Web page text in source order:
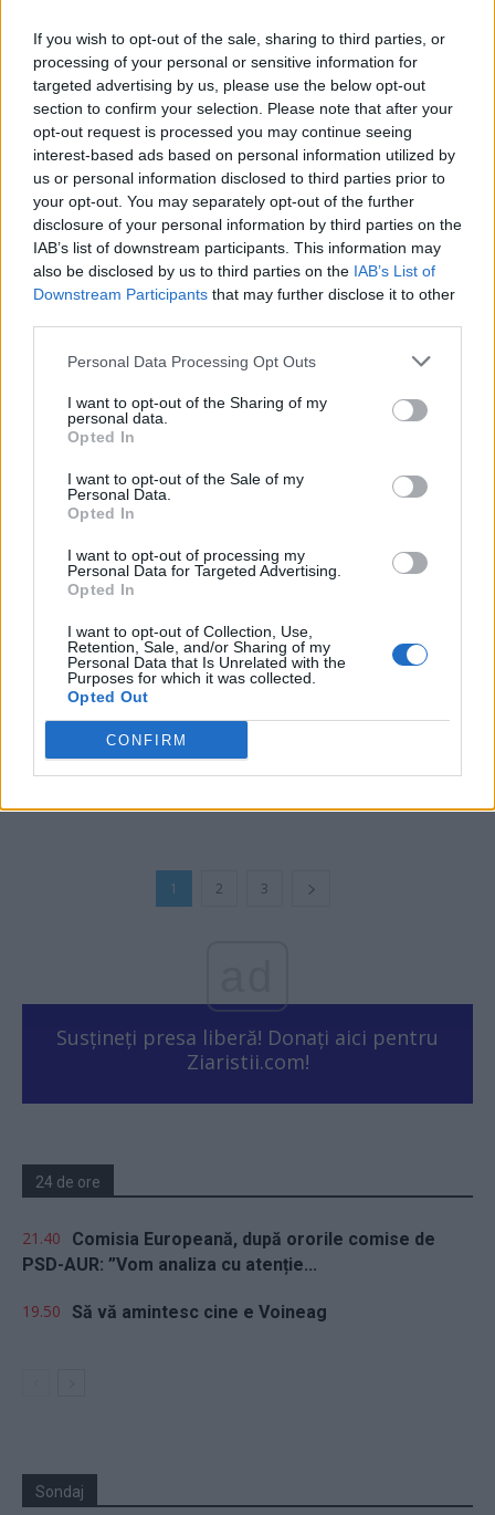
If you wish to opt-out of the sale, sharing to third parties, or
processing of your personal or sensitive information for
targeted advertising by us, please use the below opt-out
section to confirm your selection. Please note that after your
opt-out request is processed you may continue seeing
interest-based ads based on personal information utilized by
us or personal information disclosed to third parties prior to
your opt-out. You may separately opt-out of the further
disclosure of your personal information by third parties on the
IAB’s list of downstream participants. This information may
also be disclosed by us to third parties on the IAB’s List of
Downstream Participants that may further disclose it to other
Personal Data Processing Opt Outs
I want to opt-out of the Sharing of my
personal data.
Opted In
I want to opt-out of the Sale of my
Personal Data.
Opted In
I want to opt-out of processing my
Personal Data for Targeted Advertising.
Opted In
I want to opt-out of Collection, Use,
Retention, Sale, and/or Sharing of my
Personal Data that Is Unrelated with the
Purposes for which it was collected.
Opted Out
CONFIRM
Votați-i, ca la Galați! Dar pe urmă vă ia
potopul
Bogdan Glăvan - miercuri, 25 septembrie 2024
INS: producția industrială a început să...
Redacţia - vineri, 13 septembrie 2024
Guvernul PSD-PNL a făcut din România
campioana absolută a inflației în...
1 2 3
Susțineți presa liberă! Donați aici pentru
Ziaristii.com!
24 de ore
21.40
Comisia Europeană, după ororile comise de
PSD-AUR: ”Vom analiza cu atenție...
19.50 Să vă amintesc cine e Voineag
Sondaj